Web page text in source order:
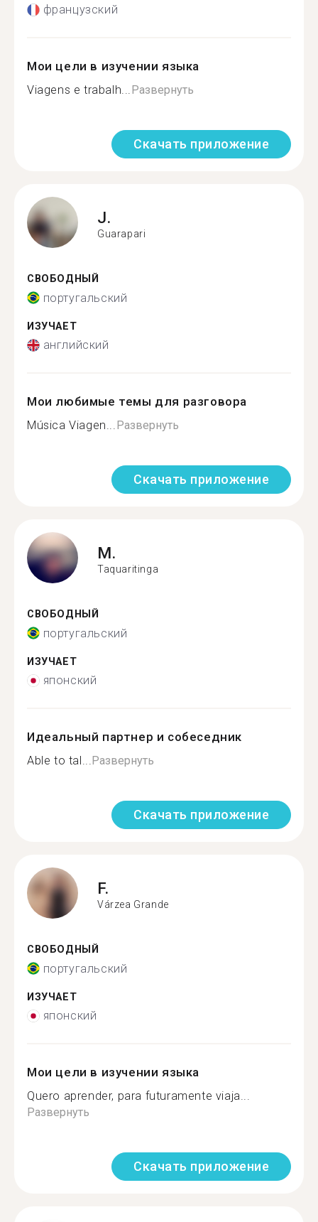
французский
Мои цели в изучении языка
Viagens e trabalh...Развернуть
Скачать приложение
J.
Guarapari
СВОБОДНЫЙ
португальский
ИЗУЧАЕТ
английский
Мои любимые темы для разговора
Música Viagen...Развернуть
Скачать приложение
M.
Taquaritinga
СВОБОДНЫЙ
португальский
ИЗУЧАЕТ
японский
Идеальный партнер и собеседник
Able to tal...Развернуть
Скачать приложение
F.
Várzea Grande
СВОБОДНЫЙ
португальский
ИЗУЧАЕТ
японский
Мои цели в изучении языка
Quero aprender, para futuramente viaja...
Развернуть
Скачать приложение